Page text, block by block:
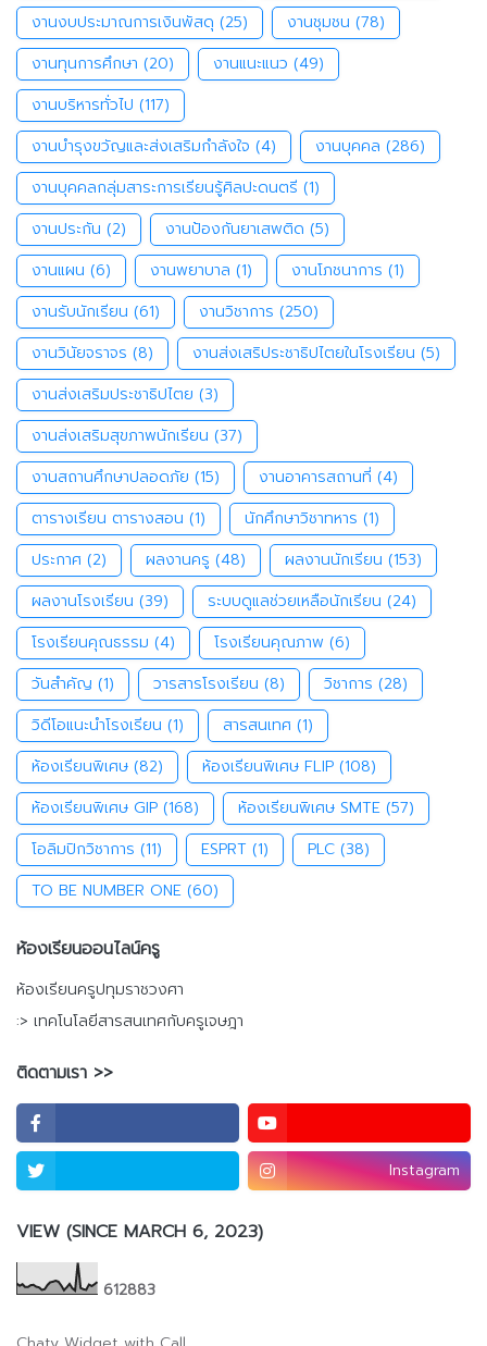
งานงบประมาณการเงินพัสดุ (25) งานชุมชน (78)
งานทุนการศึกษา (20) งานแนะแนว (49)
งานบริหารทั่วไป (117)
งานบำรุงขวัญและส่งเสริมกำลังใจ (4) งานบุคคล (286)
งานบุคคลกลุ่มสาระการเรียนรู้ศิลปะดนตรี (1)
งานประกัน (2) งานป้องกันยาเสพติด (5)
งานแผน (6) งานพยาบาล (1) งานโภชนาการ (1)
งานรับนักเรียน (61) งานวิชาการ (250)
งานวินัยจราจร (8) งานส่งเสริประชาธิปไตยในโรงเรียน (5)
งานส่งเสริมประชาธิปไตย (3)
งานส่งเสริมสุขภาพนักเรียน (37)
งานสถานศึกษาปลอดภัย (15) งานอาคารสถานที่ (4)
ตารางเรียน ตารางสอน (1) นักศึกษาวิชาทหาร (1)
ประกาศ (2) ผลงานครู (48) ผลงานนักเรียน (153)
ผลงานโรงเรียน (39) ระบบดูแลช่วยเหลือนักเรียน (24)
โรงเรียนคุณธรรม (4) โรงเรียนคุณภาพ (6)
วันสำคัญ (1) วารสารโรงเรียน (8) วิชาการ (28)
วิดีโอแนะนำโรงเรียน (1) สารสนเทศ (1)
ห้องเรียนพิเศษ (82) ห้องเรียนพิเศษ FLIP (108)
ห้องเรียนพิเศษ GIP (168) ห้องเรียนพิเศษ SMTE (57)
โอลิมปิกวิชาการ (11) ESPRT (1) PLC (38)
TO BE NUMBER ONE (60)
ห้องเรียนออนไลน์ครู
ห้องเรียนครูปทุมราชวงศา
:> เทคโนโลยีสารสนเทศกับครูเจษฎา
ติดตามเรา >>
Instagram
VIEW (SINCE MARCH 6, 2023)
612883